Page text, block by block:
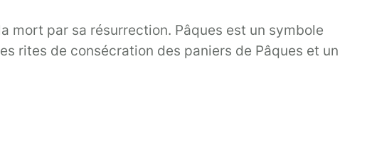
mort par sa résurrection. Pâques est un symbole
rites de consécration des paniers de Pâques et un